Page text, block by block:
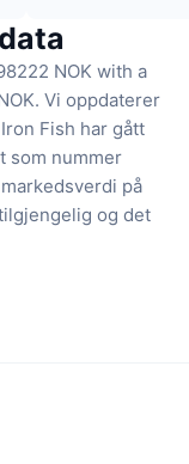
NOK with a
Vi oppdaterer
Iron Fish har gått
som nummer
på
og det